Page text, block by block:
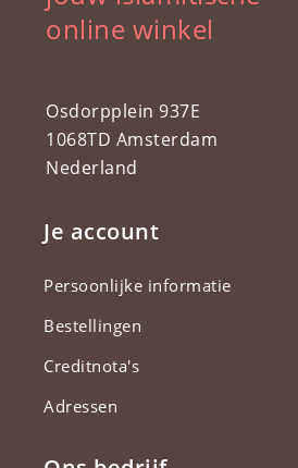
online winkel
Osdorpplein 937E
1068TD Amsterdam
Nederland
Je account
Persoonlijke informatie
Bestellingen
Creditnota's
Adressen